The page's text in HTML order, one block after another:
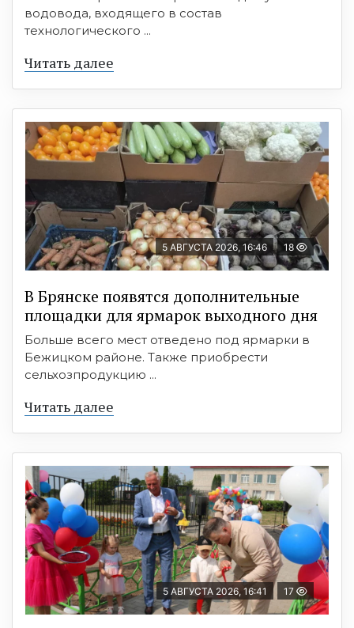
водовода, входящего в состав
технологического ...
Читать далее
5 АВГУСТА 2026, 16:46 18
В Брянске появятся дополнительные
площадки для ярмарок выходного дня
Больше всего мест отведено под ярмарки в
Бежицком районе. Также приобрести
сельхозпродукцию ...
Читать далее
5 АВГУСТА 2026, 16:41 17